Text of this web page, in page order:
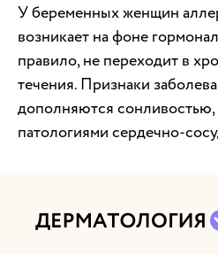
У беременных женщин
возникает на фоне
правило, не переходит в
течения. Признаки
дополняются
патологиями сердечно-